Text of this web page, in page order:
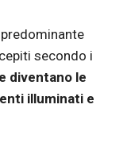
secondo i
diventano le
illuminati e